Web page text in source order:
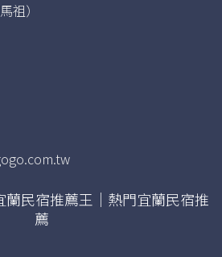
祖）
民宿推薦王｜熱門宜蘭民宿推
薦